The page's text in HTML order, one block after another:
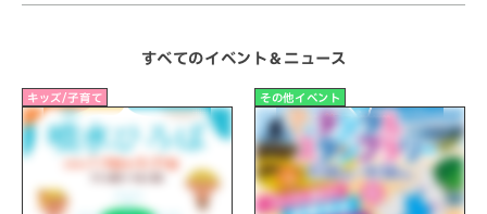
すべてのイベント＆ニュース
キッズ/子育て その他イベント